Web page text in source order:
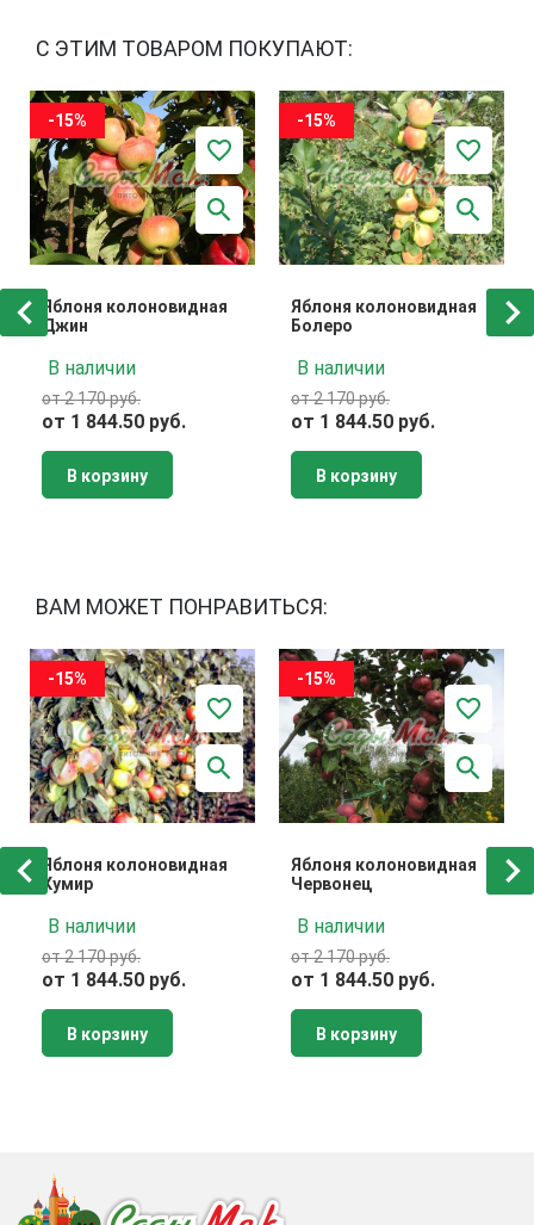
С ЭТИМ ТОВАРОМ ПОКУПАЮТ:
-15%
Яблоня колоновидная
Джин
В наличии
от 2 170 руб.
от 1 844.50 руб.
В корзину
-15%
Яблоня колоновидная
Болеро
В наличии
от 2 170 руб.
от 1 844.50 руб.
В корзину
ВАМ МОЖЕТ ПОНРАВИТЬСЯ:
-15%
Яблоня колоновидная
Кумир
В наличии
от 2 170 руб.
от 1 844.50 руб.
В корзину
-15%
Яблоня колоновидная
Червонец
В наличии
от 2 170 руб.
от 1 844.50 руб.
В корзину